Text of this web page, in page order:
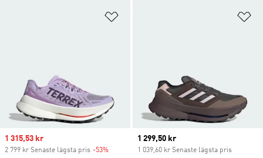
Sale price
1 315,53 kr
2 799 kr Senaste lägsta pris -53%
Current price
1 299,50 kr
1 039,60 kr Senaste lägsta pris